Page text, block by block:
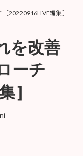
20220916LIVE編集］
を改善
ーチ
］